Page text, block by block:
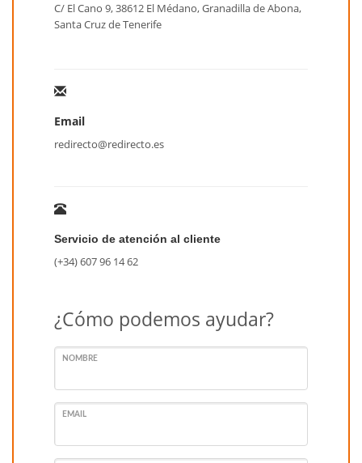
C/ El Cano 9, 38612 El Médano, Granadilla de Abona,
Santa Cruz de Tenerife
Email
redirecto@redirecto.es
Servicio de atención al cliente
(+34) 607 96 14 62
¿Cómo podemos ayudar?
NOMBRE
EMAIL